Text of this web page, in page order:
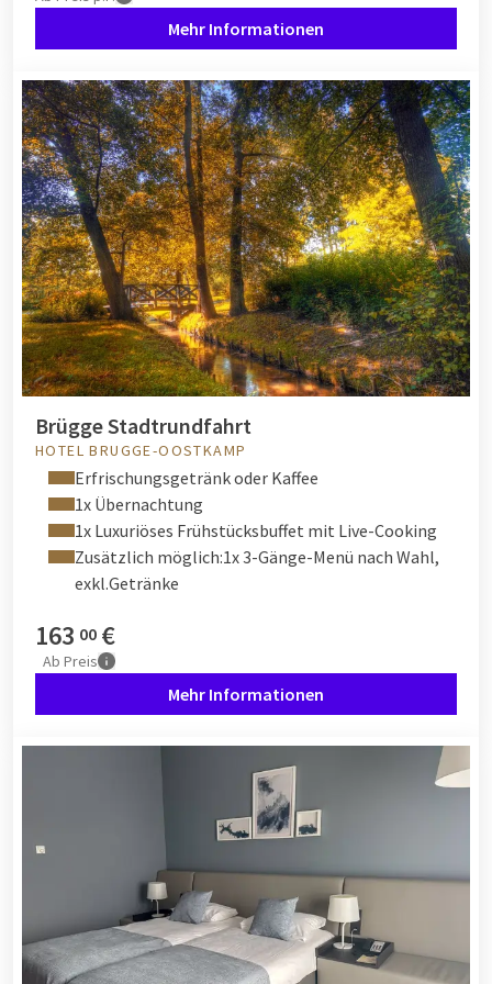
Mehr Informationen
Brügge Stadtrundfahrt
HOTEL BRUGGE-OOSTKAMP
Erfrischungsgetränk oder Kaffee
1x Übernachtung
1x Luxuriöses Frühstücksbuffet mit Live-Cooking
Zusätzlich möglich:1x 3-Gänge-Menü nach Wahl,
exkl.Getränke
163 00 €
Ab Preis
Mehr Informationen